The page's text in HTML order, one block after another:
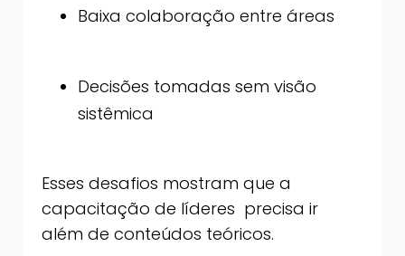
Baixa colaboração entre áreas
Decisões tomadas sem visão
sistêmica
Esses desafios mostram que a
capacitação de líderes precisa ir
além de conteúdos teóricos.